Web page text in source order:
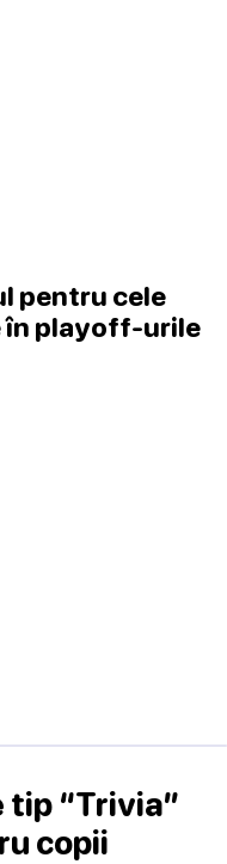
pentru cele
în playoff-urile
“Trivia”
copii